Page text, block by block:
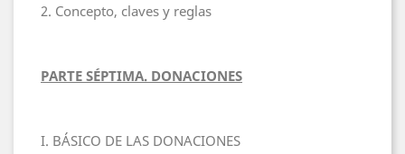
2. Concepto, claves y reglas
PARTE SÉPTIMA. DONACIONES
I. BÁSICO DE LAS DONACIONES